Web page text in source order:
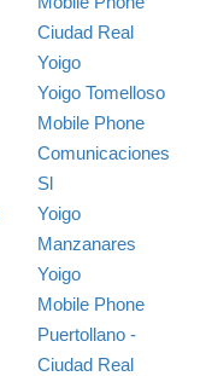
Ciudad Real
Yoigo
Yoigo Tomelloso
Mobile Phone
Comunicaciones
Sl
Yoigo
Manzanares
Yoigo
Mobile Phone
Puertollano -
Ciudad Real